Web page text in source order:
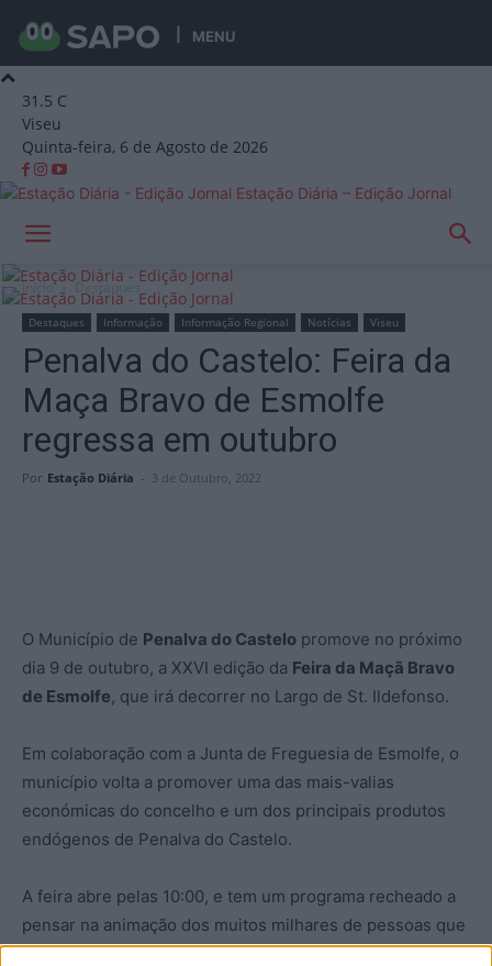
MENU
31.5 C
Viseu
Quinta-feira, 6 de Agosto de 2026
Estação Diária – Edição Jornal
Início Destaques
Destaques Informação Informação Regional Notícias Viseu
Penalva do Castelo: Feira da
Maça Bravo de Esmolfe
regressa em outubro
Por Estação Diária - 3 de Outubro, 2022
O Município de Penalva do Castelo promove no próximo
dia 9 de outubro, a XXVI edição da Feira da Maçã Bravo
de Esmolfe, que irá decorrer no Largo de St. Ildefonso.
Em colaboração com a Junta de Freguesia de Esmolfe, o
município volta a promover uma das mais-valias
económicas do concelho e um dos principais produtos
endógenos de Penalva do Castelo.
A feira abre pelas 10:00, e tem um programa recheado a
pensar na animação dos muitos milhares de pessoas que
habitualmente marcam presença no certame,